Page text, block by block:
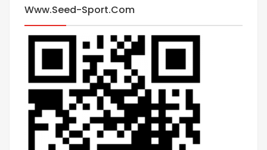
Www.seed-Sport.com